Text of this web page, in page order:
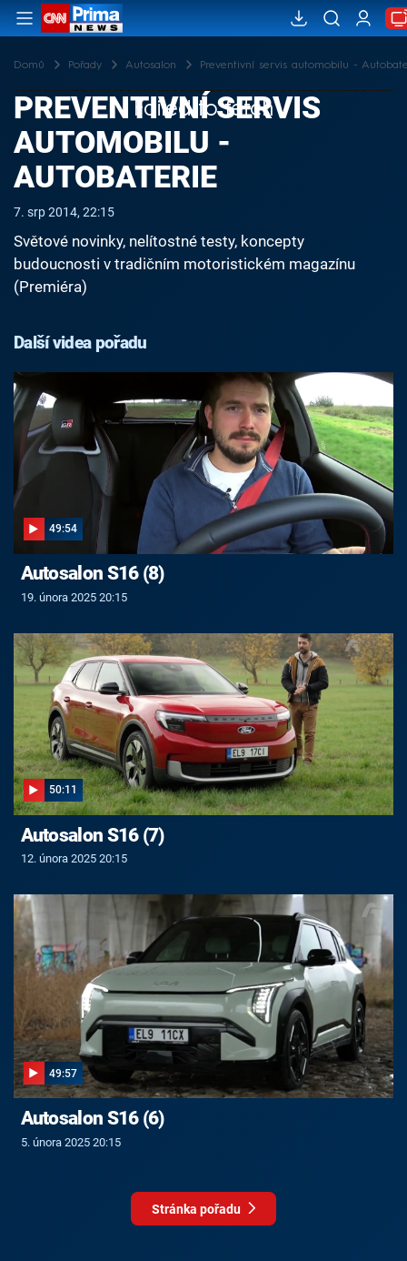
Domů Pořady Autosalon Preventivní servis automobilu -
Failed to fetch
PREVENTIVNÍ SERVIS
AUTOMOBILU -
AUTOBATERIE
7. srp 2014, 22:15
Světové novinky, nelítostné testy, koncepty
budoucnosti v tradičním motoristickém magazínu
(Premiéra)
Další videa pořadu
49:54
Autosalon S16 (8)
19. února 2025 20:15
50:11
Autosalon S16 (7)
12. února 2025 20:15
49:57
Autosalon S16 (6)
5. února 2025 20:15
Stránka pořadu